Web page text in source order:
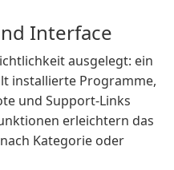
Interface
ausgelegt: ein
installierte Programme,
und Support-Links
erleichtern das
Kategorie oder